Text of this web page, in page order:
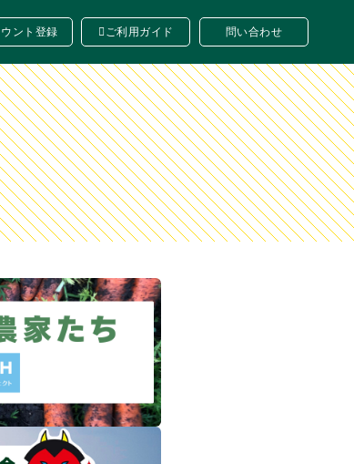
ント登録 ご利用ガイド 問い合わせ